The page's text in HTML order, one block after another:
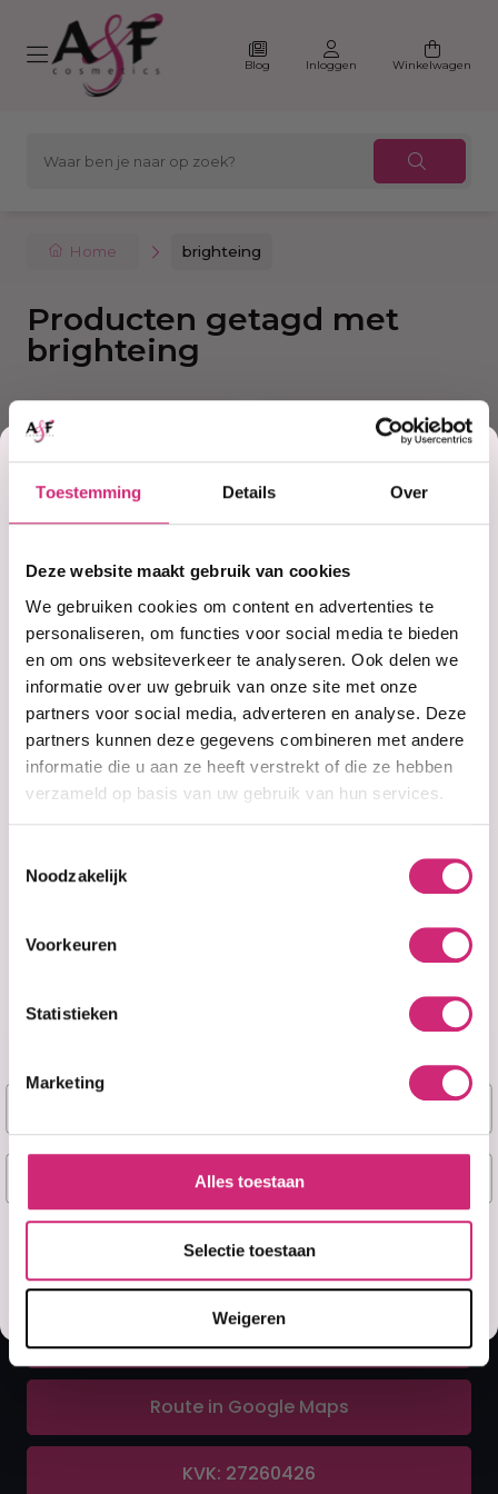
Toestemming Details Over
Deze website maakt gebruik van cookies
We gebruiken cookies om content en advertenties te
personaliseren, om functies voor social media te bieden
en om ons websiteverkeer te analyseren. Ook delen we
informatie over uw gebruik van onze site met onze
partners voor social media, adverteren en analyse. Deze
partners kunnen deze gegevens combineren met andere
informatie die u aan ze heeft verstrekt of die ze hebben
verzameld op basis van uw gebruik van hun services.
Noodzakelijk
Voorkeuren
Statistieken
Marketing
Alles toestaan
Selectie toestaan
Weigeren
Blog Inloggen Winkelwagen
Home brighteing
Producten getagd met
brighteing
Sorteer
Fair & White
BODY LOTION
(500ml)
€17,90
Fair & White
BRIGHTENING
A&F Cosmetics
Contact
070 388 8790
info@afcosmetics.nl
Route in Google Maps
KVK: 27260426
Korting
op je
eerste
bestelling
Naam
E-mail
Ja, stuur mij mijn 5% korting!
Misschien later